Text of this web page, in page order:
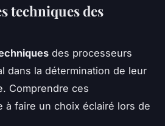
techniques des
des processeurs
dans la détermination de leur
Comprendre ces
à faire un choix éclairé lors de